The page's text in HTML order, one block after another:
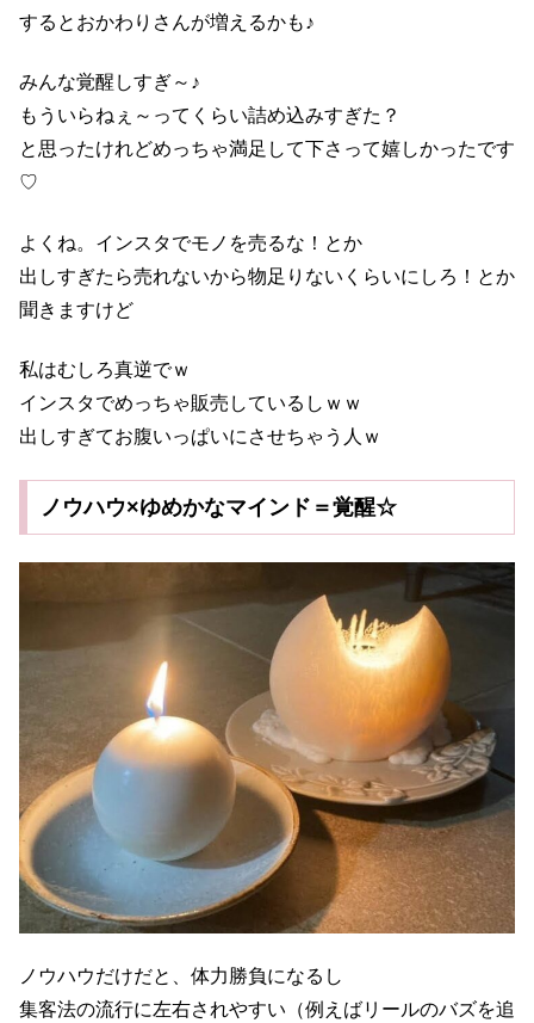
するとおかわりさんが増えるかも♪
みんな覚醒しすぎ～♪
もういらねぇ～ってくらい詰め込みすぎた？
と思ったけれどめっちゃ満足して下さって嬉しかったです
♡
よくね。インスタでモノを売るな！とか
出しすぎたら売れないから物足りないくらいにしろ！とか
聞きますけど
私はむしろ真逆でｗ
インスタでめっちゃ販売しているしｗｗ
出しすぎてお腹いっぱいにさせちゃう人ｗ
ノウハウ×ゆめかなマインド＝覚醒☆
ノウハウだけだと、体力勝負になるし
集客法の流行に左右されやすい（例えばリールのバズを追